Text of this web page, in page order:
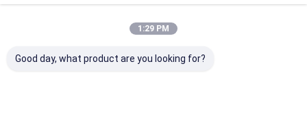
1:29 PM
Good day, what product are you looking for?